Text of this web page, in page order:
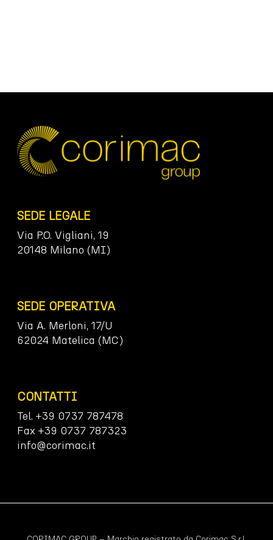
SEDE LEGALE
Via P.O. Vigliani, 19
20148 Milano (MI)
SEDE OPERATIVA
Via A. Merloni, 17/U
62024 Matelica (MC)
CONTATTI
Tel. +39 0737 787478
Fax +39 0737 787323
info@corimac.it